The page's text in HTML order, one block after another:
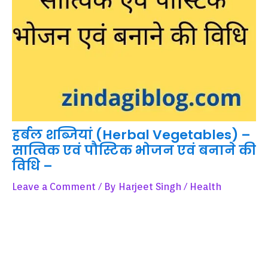
हर्बल शब्जियां (Herbal Vegetables) –
सात्विक एवं पौस्टिक भोजन एवं बनाने की
विधि –
Leave a Comment / By Harjeet Singh / Health